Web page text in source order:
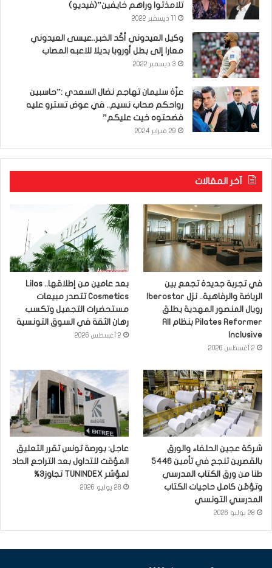
تلامذتوا وراهم خايفين”(فيديو)
وكيل العيدوني أكّد الخبر..عيسى العيدوني
معارا إلى بطل أوروبا بديلا للاعبه المصاب
3 ديسمبر 2022
عزّة سليمان تهاجم نضال السعدي :”حاسبين
رواحكم صحاب نسيم.. في عوض تسترو عليه
فضحتوه خيت عليكم”
29 فبراير 2024
آخر المقالات
في تجربة جديدة تجمع بين
رويال المنصور المهدية يطلق
Pilates Reformer بنظام All
Inclusive
2 أغسطس 2026
بعد عامين من إطلاقها.. Lilas
Cosmetics تتصدر مبيعات
مستحضرات التجميل وتكسب
رهان الثقة في السوق التونسية
2 أغسطس 2026
شركة عجين الحلفاء والورق
بالقصرين تنجح في تأمين 5446
طنا من ورق الكتاب المدرسي
وتؤمّن كامل حاجيات الكتاب
المدرسي التونسي
28 يوليو 2026
عاجل: بورصة تونس تقرر التعليق
المؤقت للتداول بعد التراجع الحاد
لمؤشر TUNINDEX تجاوز3%
28 يوليو 2026